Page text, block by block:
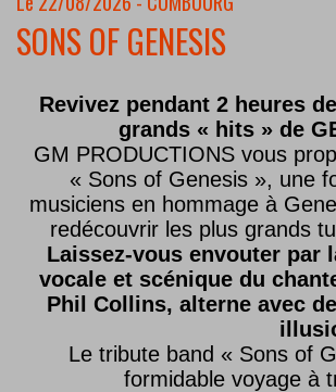
SONS OF GENESIS
Revivez pendant 2 heures
grands « hits » de
GM PRODUCTIONS vous
« Sons of Genesis », une
musiciens en hommage à
redécouvrir les plus grands
Laissez-vous envouter par
vocale et scénique du
Phil Collins, alterne avec
Le tribute band « Sons of
formidable voyage à